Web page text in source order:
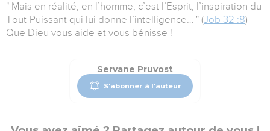
" Mais en réalité, en l’homme, c’est l’Esprit, l’inspiration du
Tout-Puissant qui lui donne l’intelligence… " (Job 32 :8)
Que Dieu vous aide et vous bénisse !
Servane Pruvost
S'abonner à l'auteur